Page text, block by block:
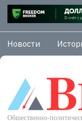
Новости